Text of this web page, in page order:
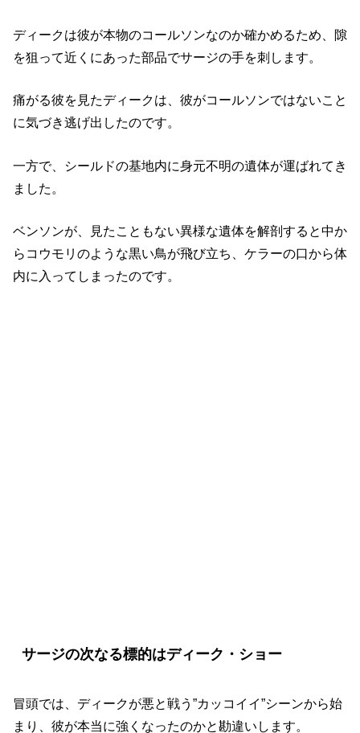
ディークは彼が本物のコールソンなのか確かめるため、隙
を狙って近くにあった部品でサージの手を刺します。
痛がる彼を見たディークは、彼がコールソンではないこと
に気づき逃げ出したのです。
一方で、シールドの基地内に身元不明の遺体が運ばれてき
ました。
ベンソンが、見たこともない異様な遺体を解剖すると中か
らコウモリのような黒い鳥が飛び立ち、ケラーの口から体
内に入ってしまったのです。
サージの次なる標的はディーク・ショー
冒頭では、ディークが悪と戦う”カッコイイ”シーンから始
まり、彼が本当に強くなったのかと勘違いします。